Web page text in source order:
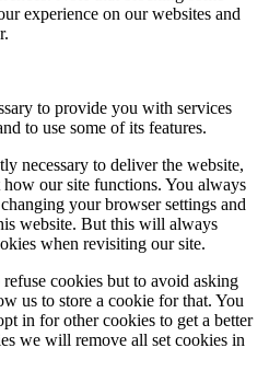
experience on our websites and
to provide you with services
to use some of its features.
necessary to deliver the website,
our site functions. You always
your browser settings and
website. But this will always
when revisiting our site.
cookies but to avoid asking
us to store a cookie for that. You
in for other cookies to get a better
we will remove all set cookies in